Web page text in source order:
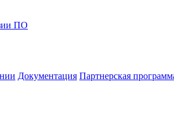
ПО
Документация Партнерская